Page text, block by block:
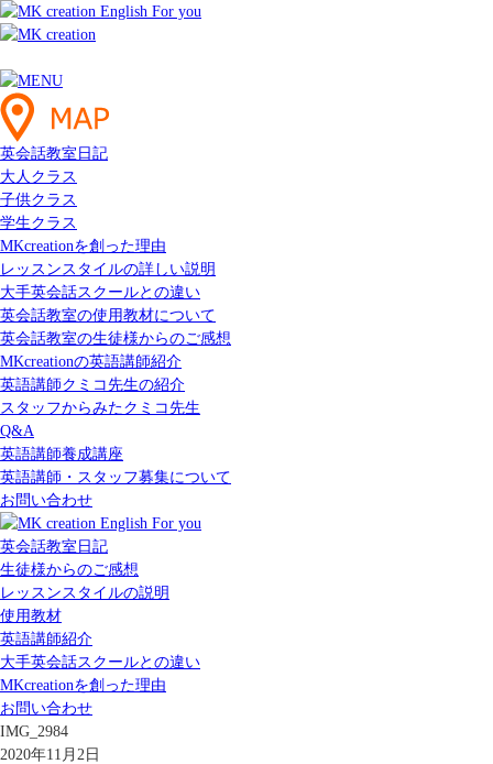
英会話教室日記
大人クラス
子供クラス
学生クラス
MKcreationを創った理由
レッスンスタイルの詳しい説明
大手英会話スクールとの違い
英会話教室の使用教材について
英会話教室の生徒様からのご感想
MKcreationの英語講師紹介
英語講師クミコ先生の紹介
スタッフからみたクミコ先生
Q&A
英語講師養成講座
英語講師・スタッフ募集について
お問い合わせ
英会話教室日記
生徒様からのご感想
レッスンスタイルの説明
使用教材
英語講師紹介
大手英会話スクールとの違い
MKcreationを創った理由
お問い合わせ
IMG_2984
2020年11月2日